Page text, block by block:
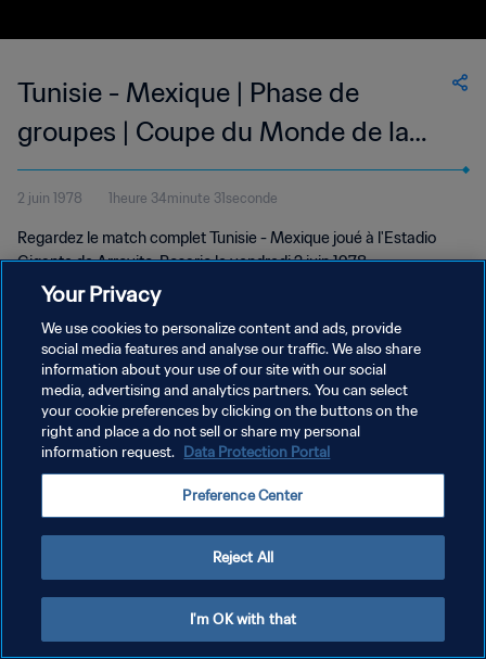
Tunisie - Mexique | Phase de
groupes | Coupe du Monde de la
FIFA, Argentine 1978™ | Match
complet
2 juin 1978 1heure 34minute 31seconde
Regardez le match complet Tunisie - Mexique joué à l'Estadio
Gigante de Arroyito, Rosario le vendredi 2 juin 1978.
POLITIQUE DE CONFIDENTIALITÉ
CONDITIONS D'UTILISATION
GÉRER VOS PRÉFÉRENCES SUR LES COOKIES
Your Privacy
We use cookies to personalize content and ads, provide
social media features and analyse our traffic. We also share
information about your use of our site with our social
media, advertising and analytics partners. You can select
your cookie preferences by clicking on the buttons on the
right and place a do not sell or share my personal
information request. Data Protection Portal
Preference Center
Reject All
I'm OK with that